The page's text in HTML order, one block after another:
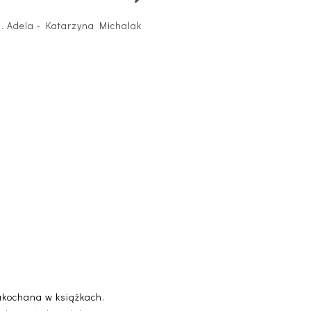
Adela - Katarzyna Michalak
w książkach.